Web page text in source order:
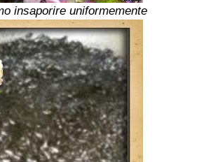
insaporire uniformemente